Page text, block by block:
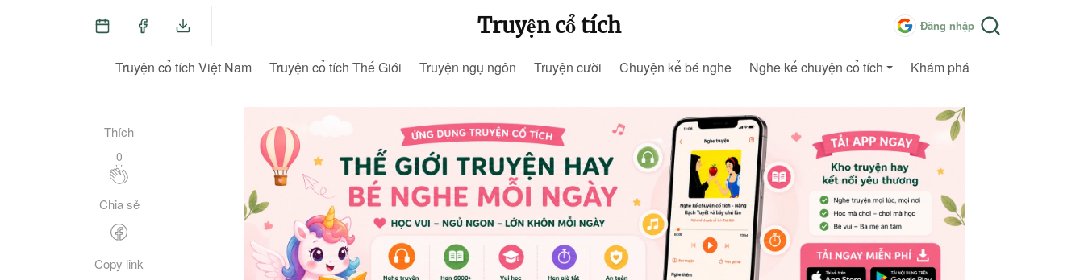
Truyện cổ tích Đăng nhập
Truyện cổ tích Việt Nam Truyện cổ tích Thế Giới Truyện ngụ ngôn Truyện cười Chuyện kể bé nghe Nghe kể chuyện cổ tích Khám phá
Thích
0
Chia sẻ
Copy link